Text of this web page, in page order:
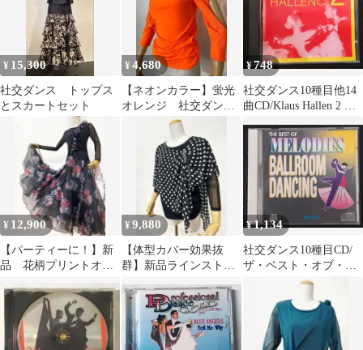
¥ 15,300
社交ダンス トップス
とスカートセット
¥4,680
【ネオンカラー】蛍光
オレンジ 社交ダン
ス 七分袖カットソ
ー ｂ1318
¥748
社交ダンス10種目他14
曲CD/Klaus Hallen 2 ク
¥ 12,900
【パーティーに！】新
品 花柄プリントオー
ドワンピースb164
¥9,880
【体型カバー効果抜
群】新品ラインストー
ンカットソー m250
¥1,134
社交ダンス10種目CD/
ザ・ベスト・オブ・メ
ロディーズ ボールル
ームダンシング